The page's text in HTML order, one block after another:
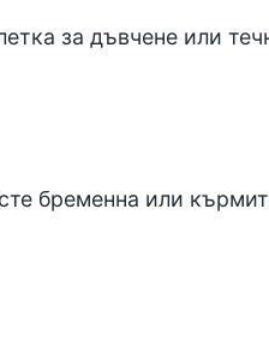
за дъвчене или
бременна или